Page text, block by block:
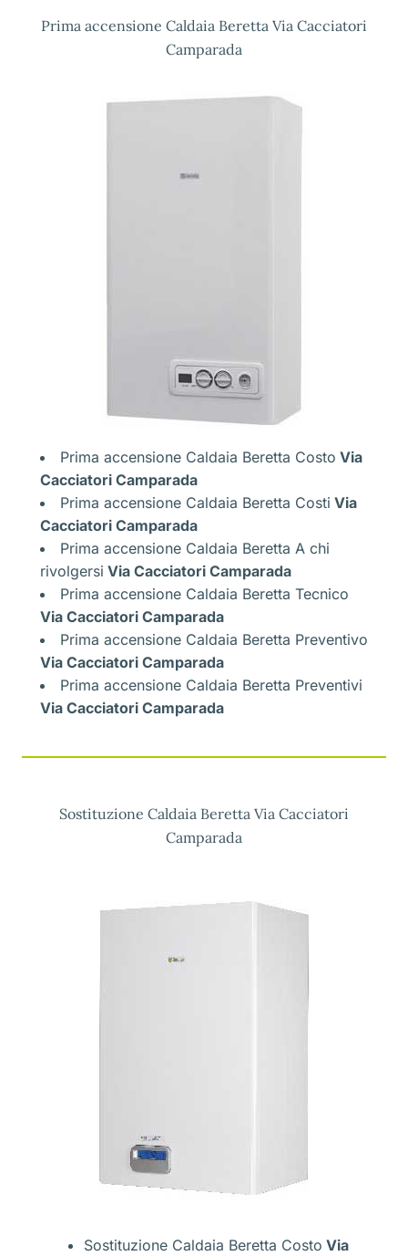
Prima accensione Caldaia Beretta Via Cacciatori
Camparada
Prima accensione Caldaia Beretta Costo Via
Cacciatori Camparada
Prima accensione Caldaia Beretta Costi Via
Cacciatori Camparada
Prima accensione Caldaia Beretta A chi
rivolgersi Via Cacciatori Camparada
Prima accensione Caldaia Beretta Tecnico
Via Cacciatori Camparada
Prima accensione Caldaia Beretta Preventivo
Via Cacciatori Camparada
Prima accensione Caldaia Beretta Preventivi
Via Cacciatori Camparada
Sostituzione Caldaia Beretta Via Cacciatori
Camparada
Sostituzione Caldaia Beretta Costo Via